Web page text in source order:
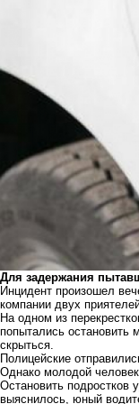
Для задержания
Инцидент произошел
компании двух
На одном из
попытались остановить
скрыться.
Полицейские
Однако молодой
Остановить подростков
выяснилось, юный